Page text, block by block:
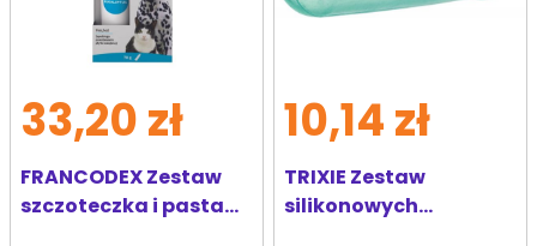
FRANCODEX Zestaw
szczoteczka i pasta
33,20 zł
TRIXIE Zestaw
silikonowych
10,14 zł